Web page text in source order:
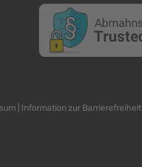
| Information zur Barrierefreiheit